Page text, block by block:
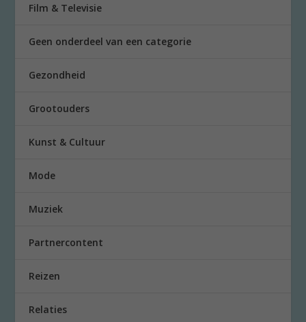
Film & Televisie
Geen onderdeel van een categorie
Gezondheid
Grootouders
Kunst & Cultuur
Mode
Muziek
Partnercontent
Reizen
Relaties